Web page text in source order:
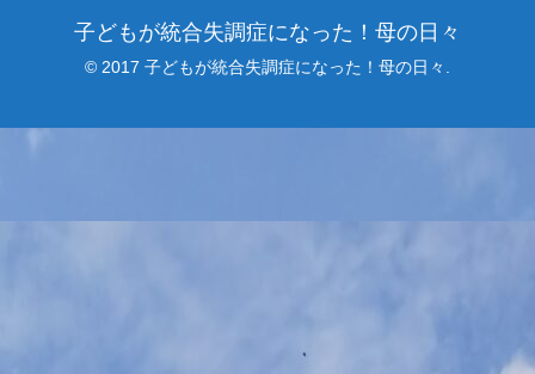
子どもが統合失調症になった！母の日々
© 2017 子どもが統合失調症になった！母の日々.